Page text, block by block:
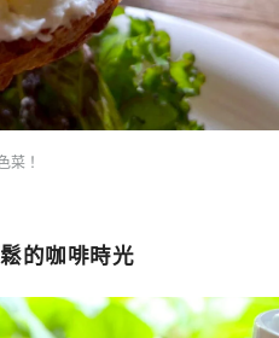
菜！
的咖啡時光